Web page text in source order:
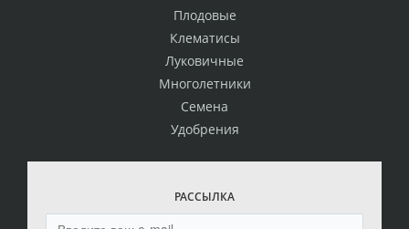
Плодовые
Клематисы
Луковичные
Многолетники
Семена
Удобрения
РАССЫЛКА